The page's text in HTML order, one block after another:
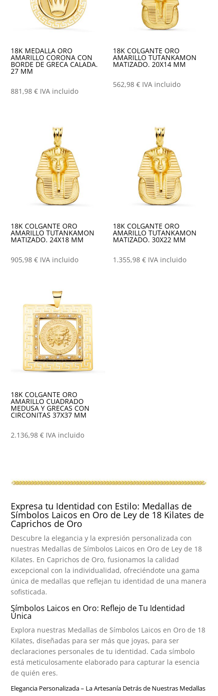
18K MEDALLA ORO
AMARILLO CORONA CON
BORDE DE GRECA CALADA.
27 MM
881,98€ IVA incluido
18K COLGANTE ORO
AMARILLO TUTANKAMON
MATIZADO. 20X14 MM
562,98€ IVA incluido
18K COLGANTE ORO
AMARILLO TUTANKAMON
MATIZADO. 24X18 MM
905,98€ IVA incluido
18K COLGANTE ORO
AMARILLO TUTANKAMON
MATIZADO. 30X22 MM
1.355,98€ IVA incluido
18K COLGANTE ORO
AMARILLO CUADRADO
MEDUSA Y GRECAS CON
CIRCONITAS 37X37 MM
2.136,98€ IVA incluido
Expresa tu Identidad con Estilo: Medallas de
Símbolos Laicos en Oro de Ley de 18 Kilates de
Caprichos de Oro
Descubre la elegancia y la expresión personalizada con
nuestras Medallas de Símbolos Laicos en Oro de Ley de 18
Kilates. En Caprichos de Oro, fusionamos la calidad
excepcional con la individualidad, ofreciéndote una gama
única de medallas que reflejan tu identidad de una manera
sofisticada.
Símbolos Laicos en Oro: Reflejo de Tu Identidad
Única
Explora nuestras Medallas de Símbolos Laicos en Oro de 18
Kilates, diseñadas para ser más que joyas, para ser
declaraciones personales de tu identidad. Cada símbolo
está meticulosamente elaborado para capturar la esencia
de quién eres.
Elegancia Personalizada – La Artesanía Detrás de Nuestras Medallas